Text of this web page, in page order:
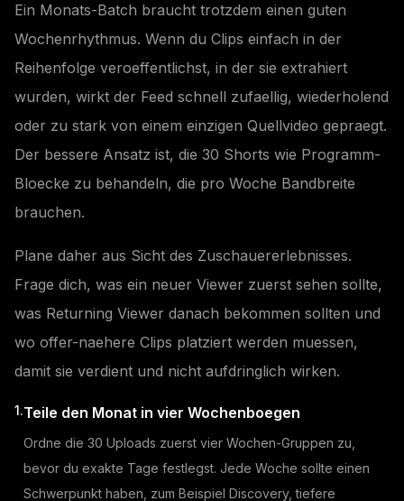
Ein Monats-Batch braucht trotzdem einen guten
Wochenrhythmus. Wenn du Clips einfach in der
Reihenfolge veroeffentlichst, in der sie extrahiert
wurden, wirkt der Feed schnell zufaellig, wiederholend
oder zu stark von einem einzigen Quellvideo gepraegt.
Der bessere Ansatz ist, die 30 Shorts wie Programm-
Bloecke zu behandeln, die pro Woche Bandbreite
brauchen.
Plane daher aus Sicht des Zuschauererlebnisses.
Frage dich, was ein neuer Viewer zuerst sehen sollte,
was Returning Viewer danach bekommen sollten und
wo offer-naehere Clips platziert werden muessen,
damit sie verdient und nicht aufdringlich wirken.
1.Teile den Monat in vier Wochenboegen
Ordne die 30 Uploads zuerst vier Wochen-Gruppen zu,
bevor du exakte Tage festlegst. Jede Woche sollte einen
Schwerpunkt haben, zum Beispiel Discovery, tiefere